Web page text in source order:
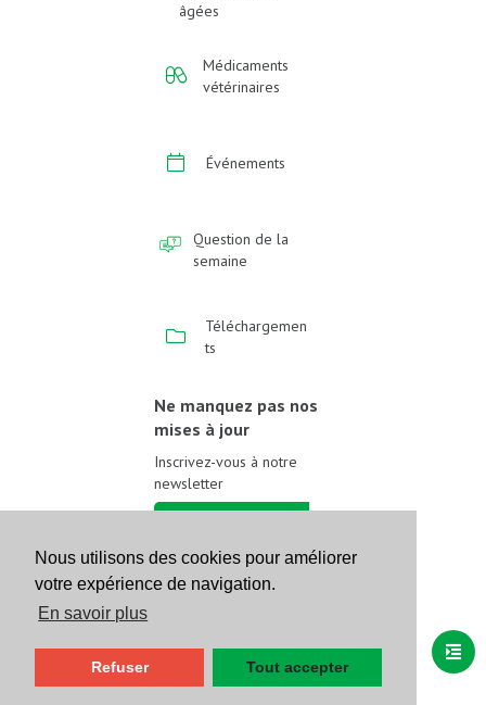
Nous utilisons des cookies pour améliorer
votre expérience de navigation.
En savoir plus
Refuser Tout accepter
âgées
Médicaments
vétérinaires
Événements
Question de la
semaine
Téléchargemen
ts
Ne manquez pas nos
mises à jour
Inscrivez-vous à notre
newsletter
Suivez-nous sur les